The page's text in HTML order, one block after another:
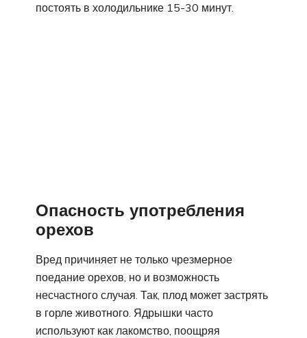
постоять в холодильнике 15-30 минут.
Опасность употребления
орехов
Вред причиняет не только чрезмерное
поедание орехов, но и возможность
несчастного случая. Так, плод может застрять
в горле животного. Ядрышки часто
используют как лакомство, поощряя